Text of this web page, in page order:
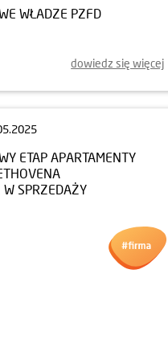
WŁADZE PZFD
dowiedz się więcej